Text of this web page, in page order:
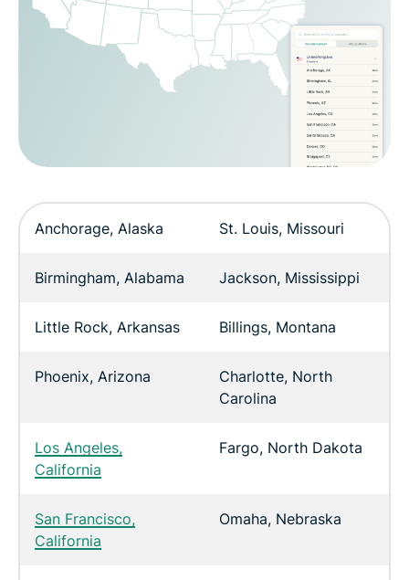
Anchorage, Alaska St. Louis, Missouri
Birmingham, Alabama Jackson, Mississippi
Little Rock, Arkansas Billings, Montana
Phoenix, Arizona
Charlotte, North
Carolina
Los Angeles,
California
Fargo, North Dakota
San Francisco,
California
Omaha, Nebraska